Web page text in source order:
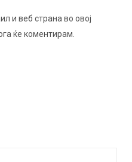
и веб страна во овој
ќе коментирам.